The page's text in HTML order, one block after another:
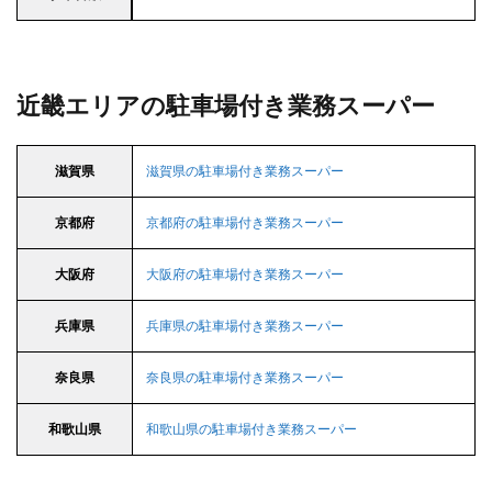
近畿エリアの駐車場付き業務スーパー
滋賀県 滋賀県の駐車場付き業務スーパー
京都府 京都府の駐車場付き業務スーパー
大阪府 大阪府の駐車場付き業務スーパー
兵庫県 兵庫県の駐車場付き業務スーパー
奈良県 奈良県の駐車場付き業務スーパー
和歌山県 和歌山県の駐車場付き業務スーパー